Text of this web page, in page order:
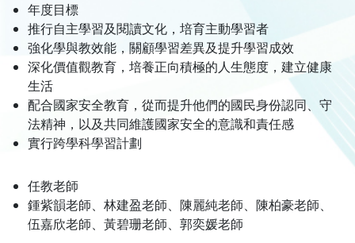
年度目標
推行自主學習及閱讀文化，培育主動學習者
強化學與教效能，關顧學習差異及提升學習成效
深化價值觀教育，培養正向積極的人生態度，建立健康
生活
配合國家安全教育，從而提升他們的國民身份認同、守
法精神，以及共同維護國家安全的意識和責任感
實行跨學科學習計劃
任教老師
鍾紫韻老師、林建盈老師、陳麗純老師、陳柏豪老師、
伍嘉欣老師、黃碧珊老師、郭奕媛老師